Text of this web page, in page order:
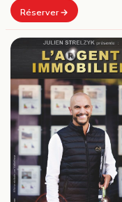
Réserver